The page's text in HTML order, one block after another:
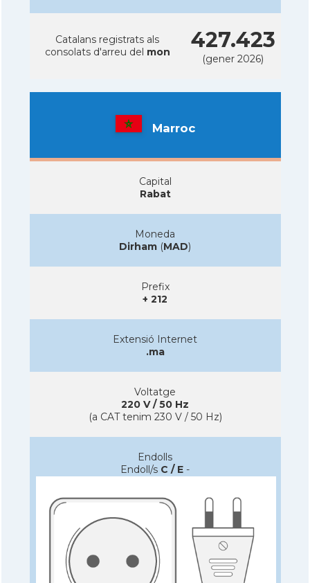
Catalans registrats als
consolats d'arreu del mon 427.423
(gener 2026)
Marroc
Capital
Rabat
Moneda
Dirham (MAD)
Prefix
+ 212
Extensió Internet
.ma
Voltatge
220 V / 50 Hz
(a CAT tenim 230 V / 50 Hz)
Endolls
Endoll/s C / E -